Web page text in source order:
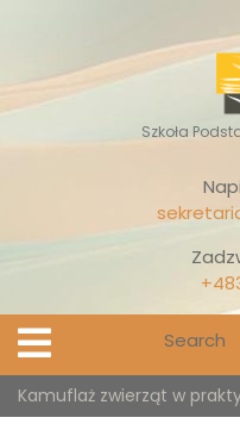
content
Szkoła
Open
Menu
Kamuflaż zwierząt w